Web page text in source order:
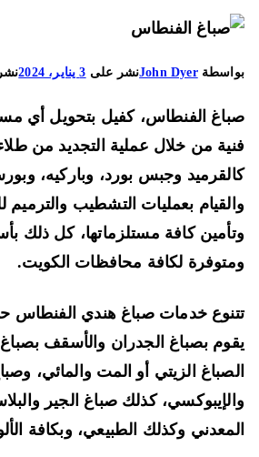
John Dyerنشر على3 يناير، 2024 نشر في
الفنطاس، كفيل بتحويل أي
من خلال عملية التجديد من طلاء،
وجبس بورد، وباركيه،
بعمليات التشطيب والترميم
كافة مستلزماتها، كل ذلك
لكافة محافظات الكويت.
خدمات صباغ هندي الفنطاس حسب
بصباغ الجدران والأسقف بصباغ
الزيتي أو المت والمائي، وصباغ
كذلك صباغ الجير
وكذلك الطبيعي، وبكافة الألوان